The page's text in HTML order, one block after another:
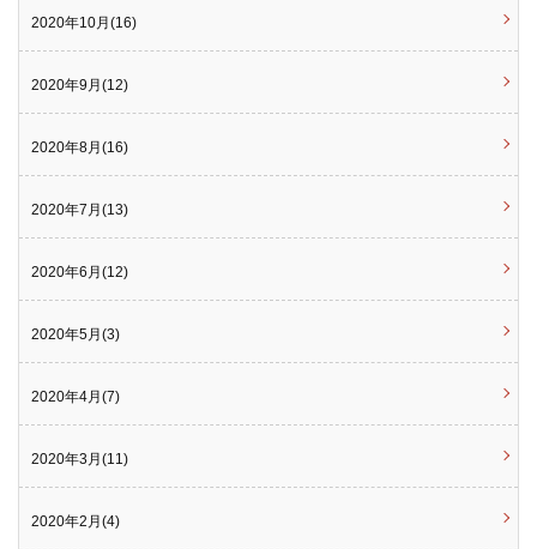
2020年10月(16)
2020年9月(12)
2020年8月(16)
2020年7月(13)
2020年6月(12)
2020年5月(3)
2020年4月(7)
2020年3月(11)
2020年2月(4)